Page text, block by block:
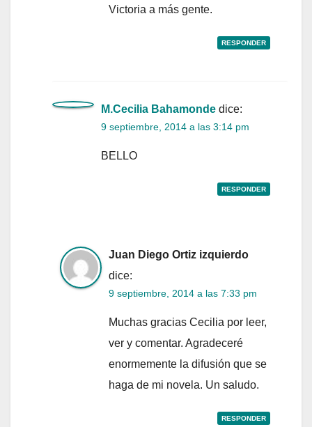
Victoria a más gente.
RESPONDER
M.Cecilia Bahamonde dice:
9 septiembre, 2014 a las 3:14 pm
BELLO
RESPONDER
Juan Diego Ortiz izquierdo
dice:
9 septiembre, 2014 a las 7:33 pm
Muchas gracias Cecilia por leer,
ver y comentar. Agradeceré
enormemente la difusión que se
haga de mi novela. Un saludo.
RESPONDER